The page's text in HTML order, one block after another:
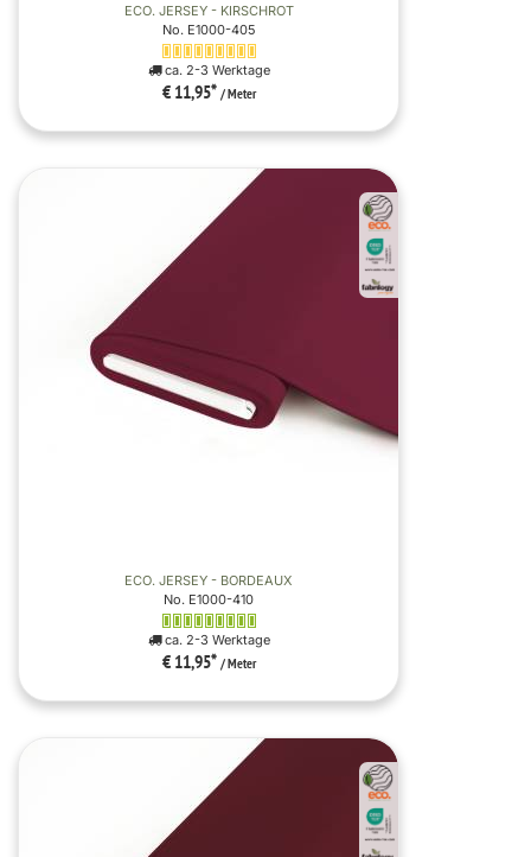
ECO. JERSEY - KIRSCHROT
No. E1000-405
ca. 2-3 Werktage
€ 11,95* / Meter
ECO. JERSEY - BORDEAUX
No. E1000-410
ca. 2-3 Werktage
€ 11,95* / Meter